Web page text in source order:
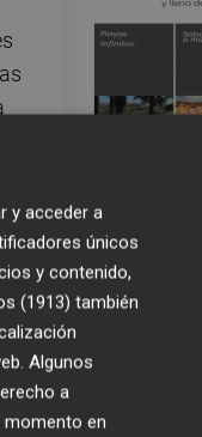
Últimas
1Castelló
un referente
equipo de
y acceder a
únicos
y contenido,
(1913) también
Algunos
a
momento en